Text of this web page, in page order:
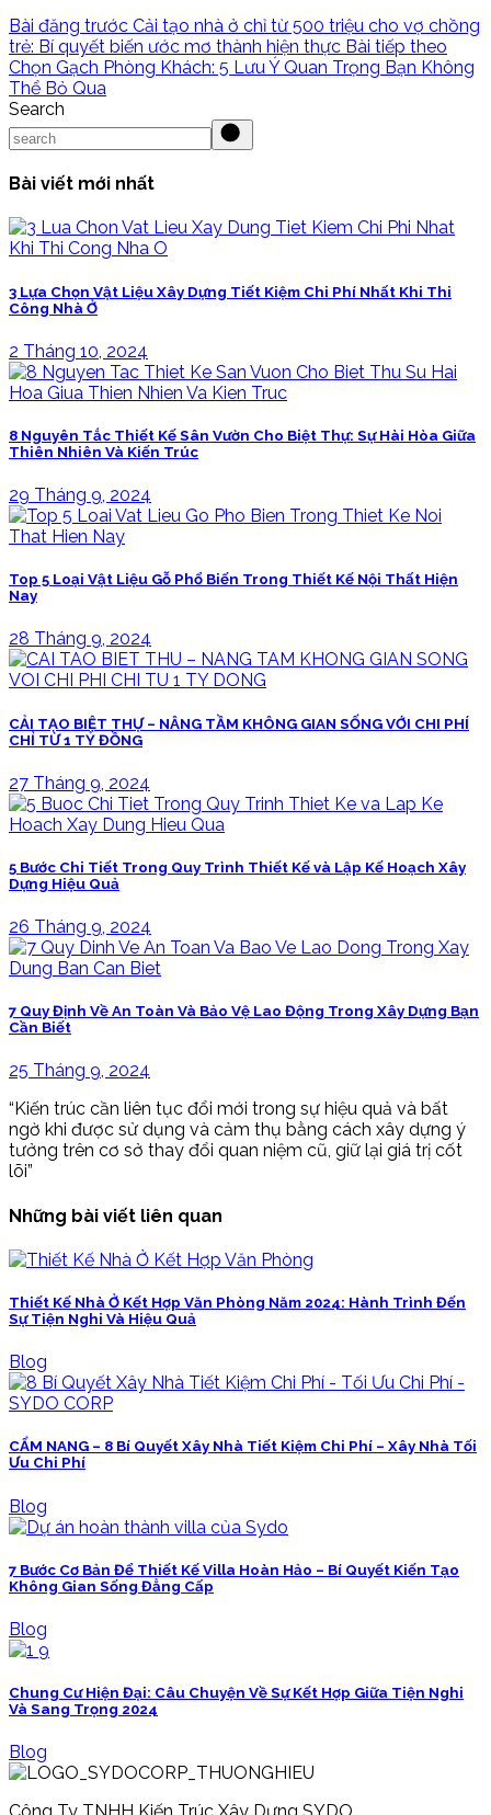
Bài đăng trước Cải tạo nhà ở chỉ từ 500 triệu cho vợ chồng
trẻ: Bí quyết biến ước mơ thành hiện thực Bài tiếp theo
Chọn Gạch Phòng Khách: 5 Lưu Ý Quan Trọng Bạn Không
Thể Bỏ Qua
Search
Bài viết mới nhất
3 Lựa Chọn Vật Liệu Xây Dựng Tiết Kiệm Chi Phí Nhất Khi Thi
Công Nhà Ở
2 Tháng 10, 2024
8 Nguyên Tắc Thiết Kế Sân Vườn Cho Biệt Thự: Sự Hài Hòa Giữa
Thiên Nhiên Và Kiến Trúc
29 Tháng 9, 2024
Top 5 Loại Vật Liệu Gỗ Phổ Biến Trong Thiết Kế Nội Thất Hiện
Nay
28 Tháng 9, 2024
CẢI TẠO BIỆT THỰ – NÂNG TẦM KHÔNG GIAN SỐNG VỚI CHI PHÍ
CHỈ TỪ 1 TỶ ĐỒNG
27 Tháng 9, 2024
5 Bước Chi Tiết Trong Quy Trình Thiết Kế và Lập Kế Hoạch Xây
Dựng Hiệu Quả
26 Tháng 9, 2024
7 Quy Định Về An Toàn Và Bảo Vệ Lao Động Trong Xây Dựng Bạn
Cần Biết
25 Tháng 9, 2024
“Kiến trúc cần liên tục đổi mới trong sự hiệu quả và bất
ngờ khi được sử dụng và cảm thụ bằng cách xây dựng ý
tưởng trên cơ sở thay đổi quan niệm cũ, giữ lại giá trị cốt
lõi”
Những bài viết liên quan
Thiết Kế Nhà Ở Kết Hợp Văn Phòng Năm 2024: Hành Trình Đến
Sự Tiện Nghi Và Hiệu Quả
Blog
CẨM NANG – 8 Bí Quyết Xây Nhà Tiết Kiệm Chi Phí – Xây Nhà Tối
Ưu Chi Phí
Blog
7 Bước Cơ Bản Để Thiết Kế Villa Hoàn Hảo – Bí Quyết Kiến Tạo
Không Gian Sống Đẳng Cấp
Blog
Chung Cư Hiện Đại: Câu Chuyện Về Sự Kết Hợp Giữa Tiện Nghi
Và Sang Trọng 2024
Blog